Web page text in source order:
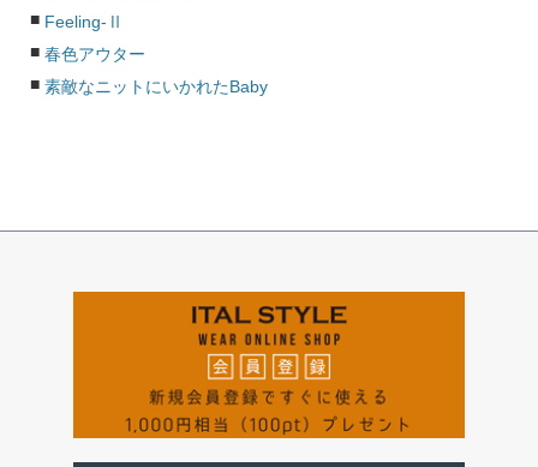
Feeling-Ⅱ
春色アウター
素敵なニットにいかれたBaby